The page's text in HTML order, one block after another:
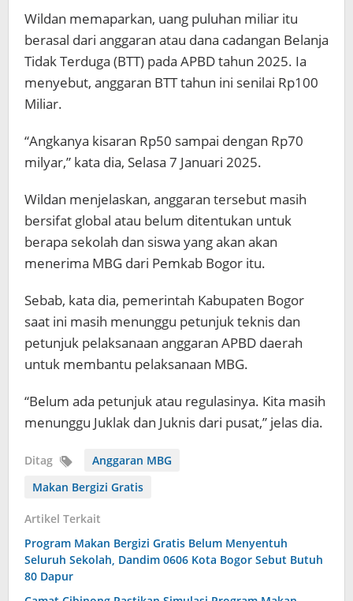
Wildan memaparkan, uang puluhan miliar itu
berasal dari anggaran atau dana cadangan Belanja
Tidak Terduga (BTT) pada APBD tahun 2025. Ia
menyebut, anggaran BTT tahun ini senilai Rp100
Miliar.
“Angkanya kisaran Rp50 sampai dengan Rp70
milyar,” kata dia, Selasa 7 Januari 2025.
Wildan menjelaskan, anggaran tersebut masih
bersifat global atau belum ditentukan untuk
berapa sekolah dan siswa yang akan akan
menerima MBG dari Pemkab Bogor itu.
Sebab, kata dia, pemerintah Kabupaten Bogor
saat ini masih menunggu petunjuk teknis dan
petunjuk pelaksanaan anggaran APBD daerah
untuk membantu pelaksanaan MBG.
“Belum ada petunjuk atau regulasinya. Kita masih
menunggu Juklak dan Juknis dari pusat,” jelas dia.
Ditag
Anggaran MBG
Makan Bergizi Gratis
Artikel Terkait
Program Makan Bergizi Gratis Belum Menyentuh
Seluruh Sekolah, Dandim 0606 Kota Bogor Sebut Butuh
80 Dapur